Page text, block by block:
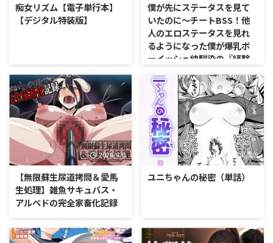
痴女リズム【電子単行本】
【デジタル特装版】
僕が先にステータスを見て
いたのに〜チートBSS！他
人のエロステータスを見れ
るようになった僕が爆乳ボ
ーイッシュ幼馴染の『経験
人数1人』表示で脳破壊され
た件〜
2026/8/8
【無限蘇生尿道拷問＆愛馬
生処理】雑魚サキュバス・
アルベドの完全家畜化記録
2026/8/8
ユニちゃんの秘密（単話）